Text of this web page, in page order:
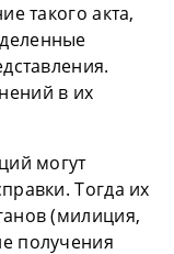
такого акта,
в их
могут
Тогда их
(милиция,
получения